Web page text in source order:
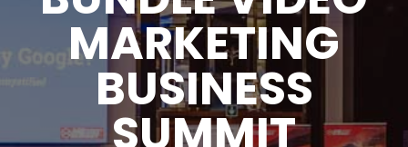
MARKETING
BUSINESS